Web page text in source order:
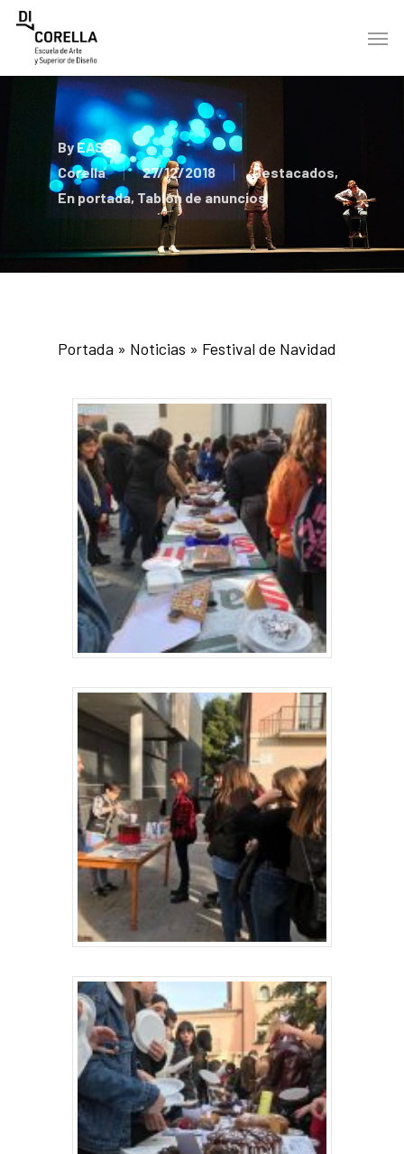
Skip
Menu
ByEASDi
Corella
27/12/2018 Destacados,
En portada, Tablón de anuncios
Portada » Noticias » Festival de Navidad